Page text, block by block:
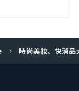
時尚美妝、快消